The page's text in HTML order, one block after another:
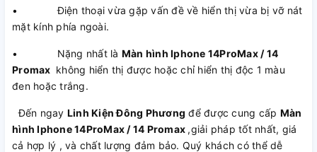
• Điện thoại vừa gặp vấn đề về hiển thị vừa bị vỡ nát
mặt kính phía ngoài.
• Nặng nhất là Màn hình Iphone 14ProMax / 14
Promax không hiển thị được hoặc chỉ hiển thị độc 1 màu
đen hoặc trắng.
Đến ngay Linh Kiện Đông Phương để được cung cấp Màn
hình Iphone 14ProMax / 14 Promax ,giải pháp tốt nhất, giá
cả hợp lý , và chất lượng đảm bảo. Quý khách có thể dễ